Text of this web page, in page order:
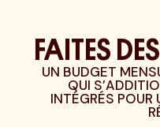
FAITES
UN BUDGET
QUI
INTÉGRÉS POUR